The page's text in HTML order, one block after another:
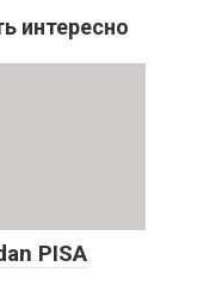
интересно
PISA